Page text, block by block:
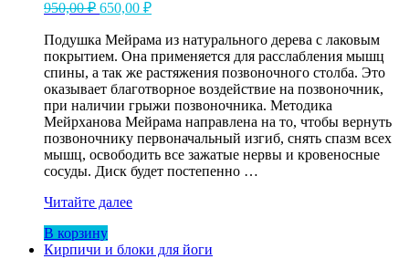
950,00₽ Первоначальная
составляла
950,00 ₽.
650,00 ₽Текущая
650,00 ₽.
Подушка Мейрама из натурального дерева с лаковым
покрытием. Она применяется для расслабления мышц
спины, а так же растяжения позвоночного столба. Это
оказывает благотворное воздействие на позвоночник,
при наличии грыжи позвоночника. Методика
Мейрханова Мейрама направлена на то, чтобы вернуть
позвоночнику первоначальный изгиб, снять спазм всех
мышц, освободить все зажатые нервы и кровеносные
сосуды. Диск будет постепенно …
Подушка
Читайте далее
В корзину
Кирпичи и блоки для йоги